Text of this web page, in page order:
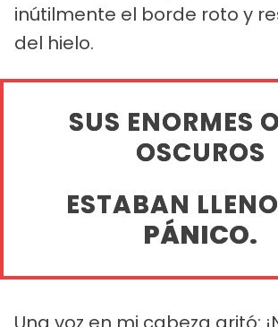
inútilmente el borde roto y
del hielo.
SUS ENORMES
OSCUROS
ESTABAN
PÁNICO.